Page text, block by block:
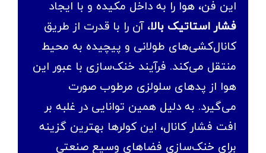
این فن، هوا را به داخل مکیده و با ایجاد
فشار استاتیک بالا، آن را با قدرت از طریق
کانال‌کشی‌های طولانی و پیچیده به محیط
منتقل می‌کند. فرآیند خنک‌سازی با عبور این
هوا از پدهای سلولزی مرطوب صورت
می‌گیرد. به دلیل همین توانایی در غلبه بر
افت فشار کانال، این کولرها بهترین گزینه
برای خنک‌سازی فضاهای وسیع صنعتی